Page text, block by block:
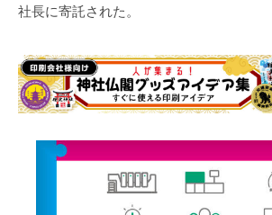
社長に寄託された。